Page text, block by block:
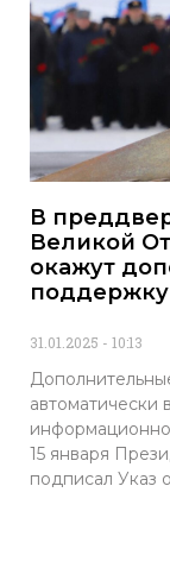
В
Великой
окажут
поддержку
31.01.2025 10:13
автоматически
15 января
подписал Указ